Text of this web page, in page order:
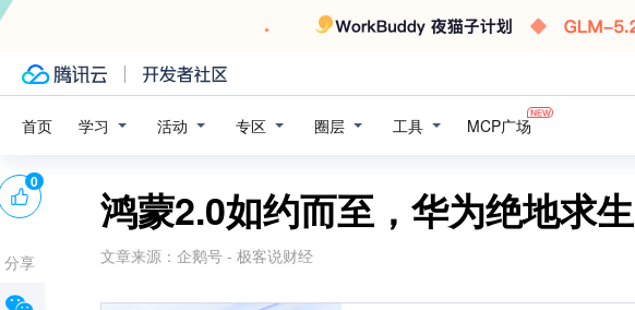
首页 学习 活动 专区 圈层 工具 MCP广场
鸿蒙2.0如约而至，华为绝地求生
文章来源： 企鹅号 - 极客说财经
0
分享